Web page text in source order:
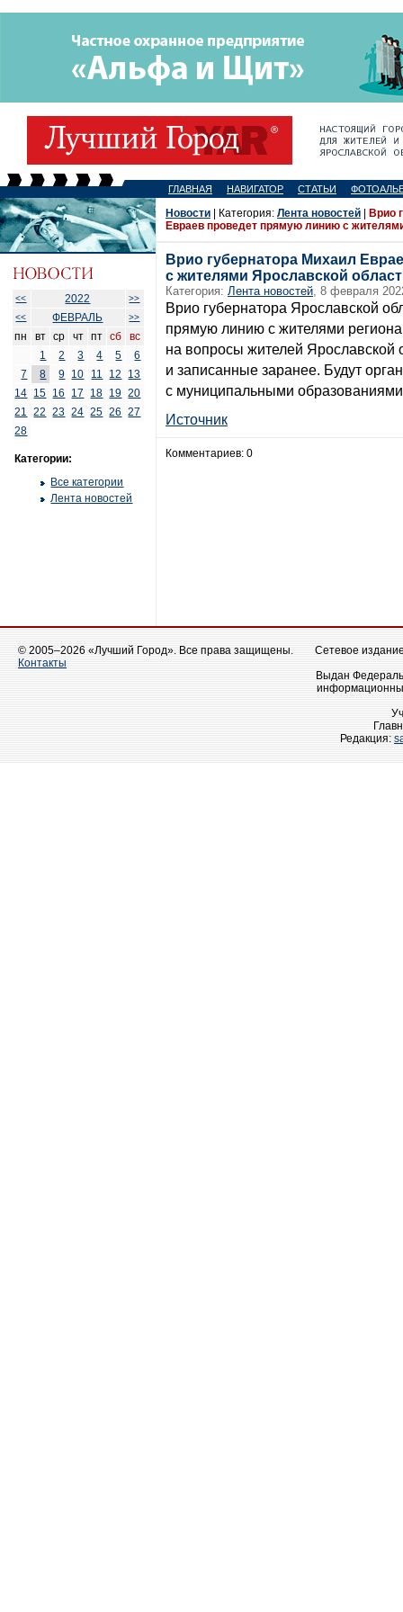
ГЛАВНАЯ НАВИГАТОР СТАТЬИ
<< 2022
>>
<<
ФЕВРАЛЬ >>
пн вт ср чт пт сб
вс
1
2 3 4 5
6
7
8 9 10 11 12
13
14 15 16 17 18 19 20
21
22 23 24 25 26
27
28
Категории:
Все категории
Лента новостей
Новости | Категория: Лента новостей
Врио
Евраев проведет прямую линию с
Врио губернатора Михаил
с жителями Ярославской
Категория: Лента новостей, 8 февраля
Врио губернатора Ярославской
прямую линию с жителями
на вопросы жителей
и записанные заранее. Будут
с муниципальными
Источник
Комментариев: 0
© 2005–2026 «Лучший Город». Все права защищены.
Контакты
Сетевое
Выдан
Редакция: